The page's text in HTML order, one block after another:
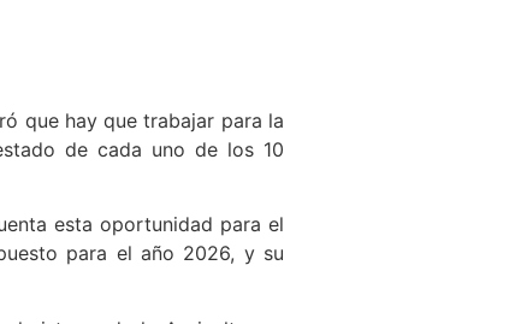
que hay que trabajar para la
de cada uno de los 10
esta oportunidad para el
para el año 2026, y su